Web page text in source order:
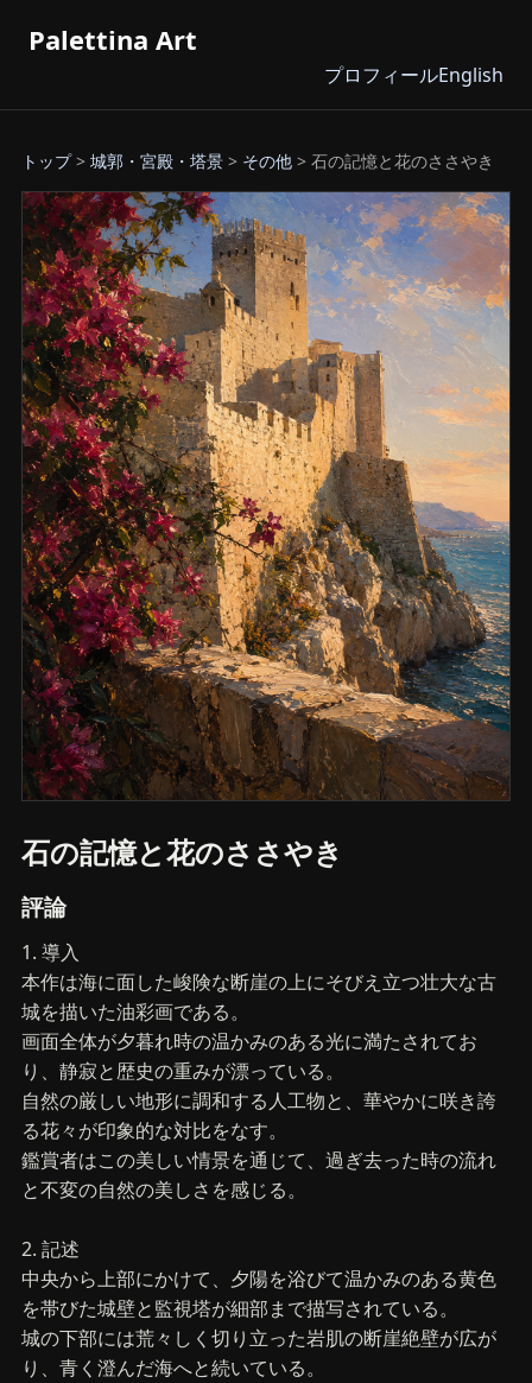
Palettina Art
プロフィールEnglish
トップ> 城郭・宮殿・塔景 > その他 > 石の記憶と花のささやき
石の記憶と花のささやき
評論
1. 導入
本作は海に面した峻険な断崖の上にそびえ立つ壮大な古
城を描いた油彩画である。
画面全体が夕暮れ時の温かみのある光に満たされてお
り、静寂と歴史の重みが漂っている。
自然の厳しい地形に調和する人工物と、華やかに咲き誇
る花々が印象的な対比をなす。
鑑賞者はこの美しい情景を通じて、過ぎ去った時の流れ
と不変の自然の美しさを感じる。
2. 記述
中央から上部にかけて、夕陽を浴びて温かみのある黄色
を帯びた城壁と監視塔が細部まで描写されている。
城の下部には荒々しく切り立った岩肌の断崖絶壁が広が
り、青く澄んだ海へと続いている。